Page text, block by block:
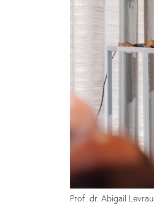
Prof. dr. Abigail Levrau